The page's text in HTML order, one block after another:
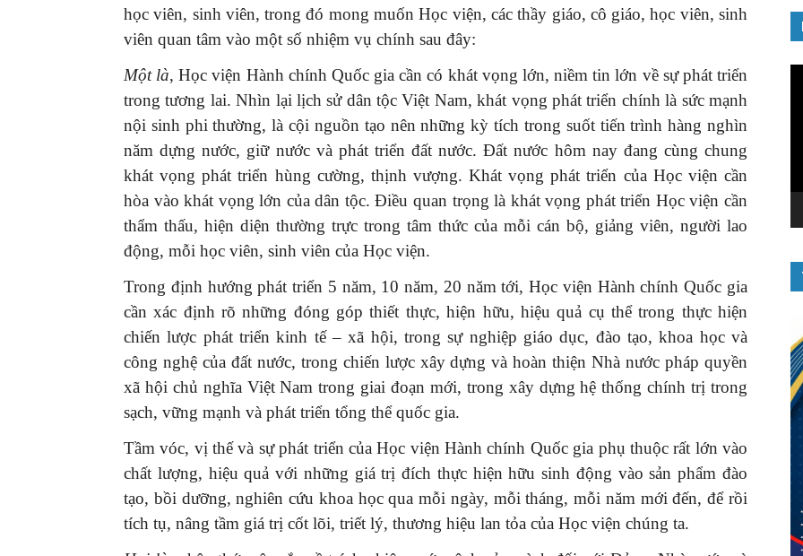
học viên, sinh viên, trong đó mong muốn Học viện, các thầy giáo, cô giáo, học viên, sinh
viên quan tâm vào một số nhiệm vụ chính sau đây:
Một là, Học viện Hành chính Quốc gia cần có khát vọng lớn, niềm tin lớn về sự phát triển
trong tương lai. Nhìn lại lịch sử dân tộc Việt Nam, khát vọng phát triển chính là sức mạnh
nội sinh phi thường, là cội nguồn tạo nên những kỳ tích trong suốt tiến trình hàng nghìn
năm dựng nước, giữ nước và phát triển đất nước. Đất nước hôm nay đang cùng chung
khát vọng phát triển hùng cường, thịnh vượng. Khát vọng phát triển của Học viện cần
hòa vào khát vọng lớn của dân tộc. Điều quan trọng là khát vọng phát triển Học viện cần
thẩm thấu, hiện diện thường trực trong tâm thức của mỗi cán bộ, giảng viên, người lao
động, mỗi học viên, sinh viên của Học viện.
Trong định hướng phát triển 5 năm, 10 năm, 20 năm tới, Học viện Hành chính Quốc gia
cần xác định rõ những đóng góp thiết thực, hiện hữu, hiệu quả cụ thể trong thực hiện
chiến lược phát triển kinh tế – xã hội, trong sự nghiệp giáo dục, đào tạo, khoa học và
công nghệ của đất nước, trong chiến lược xây dựng và hoàn thiện Nhà nước pháp quyền
xã hội chủ nghĩa Việt Nam trong giai đoạn mới, trong xây dựng hệ thống chính trị trong
sạch, vững mạnh và phát triển tổng thể quốc gia.
Tầm vóc, vị thế và sự phát triển của Học viện Hành chính Quốc gia phụ thuộc rất lớn vào
chất lượng, hiệu quả với những giá trị đích thực hiện hữu sinh động vào sản phẩm đào
tạo, bồi dưỡng, nghiên cứu khoa học qua mỗi ngày, mỗi tháng, mỗi năm mới đến, để rồi
tích tụ, nâng tầm giá trị cốt lõi, triết lý, thương hiệu lan tỏa của Học viện chúng ta.